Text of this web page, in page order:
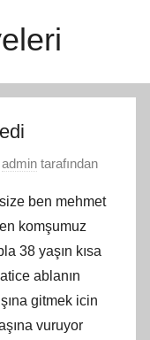
admin tarafından
ben mehmet
komşumuz
38 yaşın kısa
ablanın
gitmek icin
vuruyor